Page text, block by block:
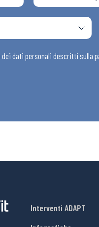
Osservatori
Eventi
dati personali descritti sulla
Interventi ADAPT